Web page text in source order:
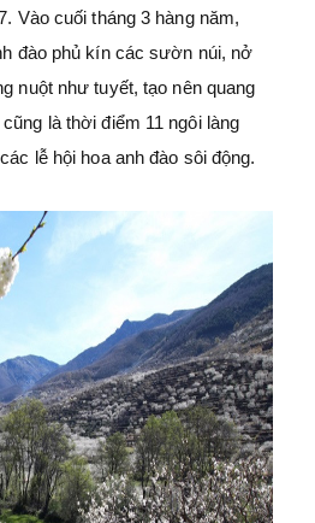
Vào cuối tháng 3 hàng năm,
đào phủ kín các sườn núi, nở
nuột như tuyết, tạo nên quang
là thời điểm 11 ngôi làng
lễ hội hoa anh đào sôi động.